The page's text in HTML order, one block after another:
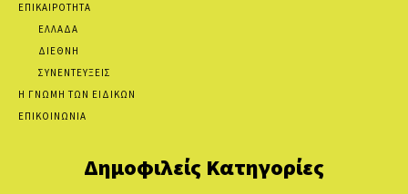
ΕΠΙΚΑΙΡΟΤΗΤΑ
ΕΛΛΑΔΑ
ΔΙΕΘΝΗ
ΣΥΝΕΝΤΕΥΞΕΙΣ
Η ΓΝΩΜΗ ΤΩΝ ΕΙΔΙΚΩΝ
ΕΠΙΚΟΙΝΩΝΙΑ
Δημοφιλείς Κατηγορίες